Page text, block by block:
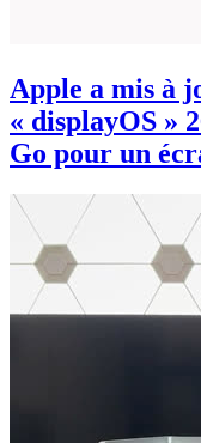
Apple a mis à
« displayOS »
Go pour un